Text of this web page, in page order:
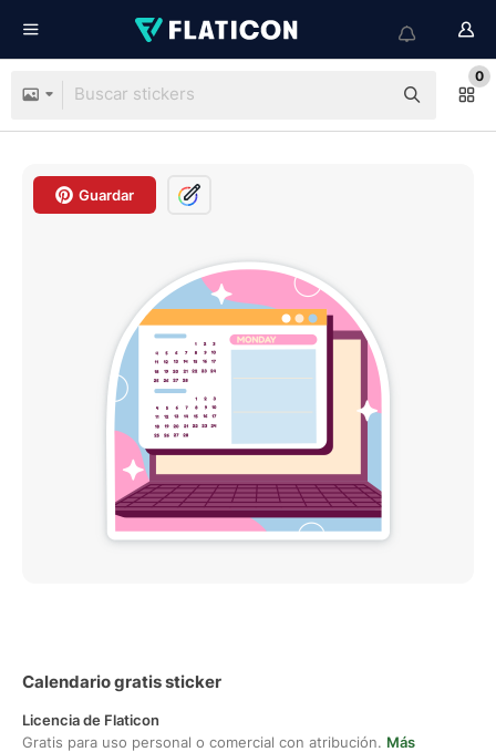
0
Guardar
Calendario gratis sticker
Licencia de Flaticon
Gratis para uso personal o comercial con atribución. Más